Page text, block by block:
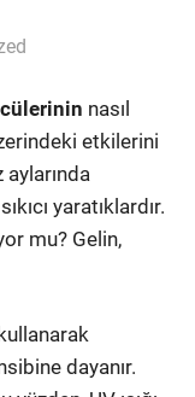
nasıl
etkilerini
yaratıklardır.
mu? Gelin,
kullanarak
dayanır.